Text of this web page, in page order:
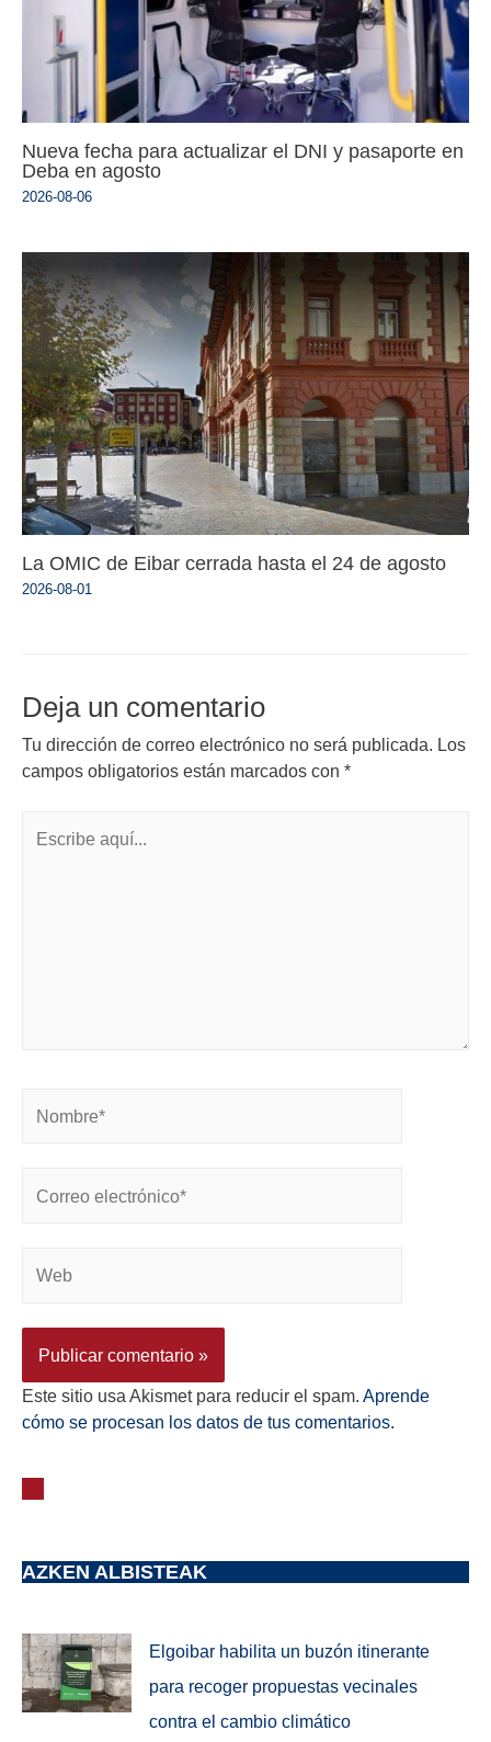
Nueva fecha para actualizar el DNI y pasaporte en
Deba en agosto
2026-08-06
La OMIC de Eibar cerrada hasta el 24 de agosto
2026-08-01
Deja un comentario
Tu dirección de correo electrónico no será publicada. Los
campos obligatorios están marcados con *
Este sitio usa Akismet para reducir el spam. Aprende
cómo se procesan los datos de tus comentarios.
AZKEN ALBISTEAK
Elgoibar habilita un buzón itinerante
para recoger propuestas vecinales
contra el cambio climático